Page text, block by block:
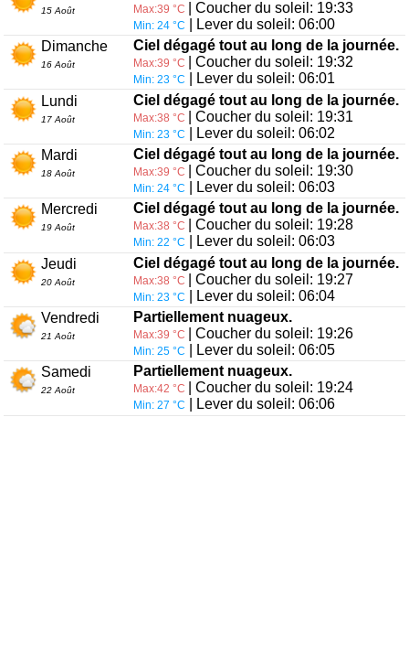
15 Août Max:39 °C | Coucher du soleil: 19:33
Min: 24 °C
| Lever du soleil: 06:00
Dimanche
16 Août
Ciel dégagé tout au long de la journée.
Max:39 °C | Coucher du soleil: 19:32
Min: 23 °C
| Lever du soleil: 06:01
Lundi
17 Août
Ciel dégagé tout au long de la journée.
Max:38 °C | Coucher du soleil: 19:31
Min: 23 °C
| Lever du soleil: 06:02
Mardi
18 Août
Ciel dégagé tout au long de la journée.
Max:39 °C | Coucher du soleil: 19:30
Min: 24 °C
| Lever du soleil: 06:03
Mercredi
19 Août
Ciel dégagé tout au long de la journée.
Max:38 °C | Coucher du soleil: 19:28
Min: 22 °C
| Lever du soleil: 06:03
Jeudi
20 Août
Ciel dégagé tout au long de la journée.
Max:38 °C | Coucher du soleil: 19:27
Min: 23 °C
| Lever du soleil: 06:04
Vendredi
21 Août
Partiellement nuageux.
Max:39 °C | Coucher du soleil: 19:26
Min: 25 °C
| Lever du soleil: 06:05
Samedi
22 Août
Partiellement nuageux.
Max:42 °C | Coucher du soleil: 19:24
Min: 27 °C | Lever du soleil: 06:06